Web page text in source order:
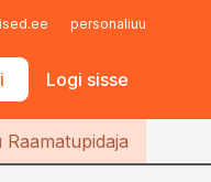
personaliuudised.ee
Logi sisse
Raamatupidaja